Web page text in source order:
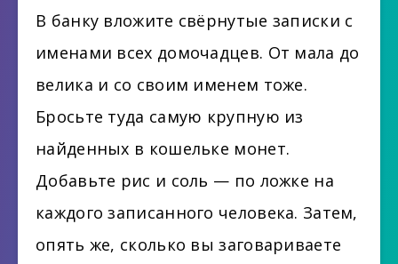
В банку вложите свёрнутые записки с
именами всех домочадцев. От мала до
велика и со своим именем тоже.
Бросьте туда самую крупную из
найденных в кошельке монет.
Добавьте рис и соль — по ложке на
каждого записанного человека. Затем,
опять же, сколько вы заговариваете